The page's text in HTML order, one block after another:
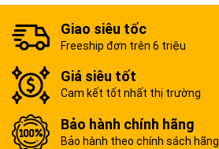
Giao siêu tốc
Freeship đơn trên 6 triệu
Giá siêu tốt
Cam kết tốt nhất thị trường
Bảo hành chính hãng
Bảo hành theo chính sách hãng